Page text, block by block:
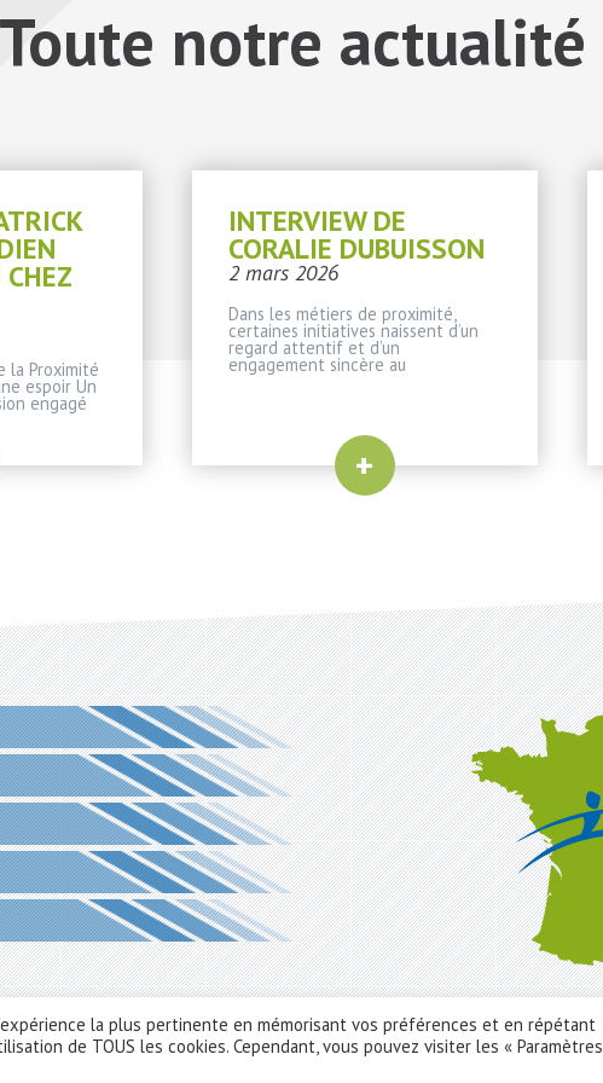
Toute notre actualité
CHEZ
la Proximité
espoir Un
engagé
INTERVIEW DE
CORALIE DUBUISSON
2 mars 2026
Dans les métiers de proximité,
certaines initiatives naissent d’un
regard attentif et d’un
engagement sincère au
+
Christelle Roy Developpeur front-end : Krisken
la plus pertinente en mémorisant vos préférences et en répétant
de TOUS les cookies. Cependant, vous pouvez visiter les « Paramètres